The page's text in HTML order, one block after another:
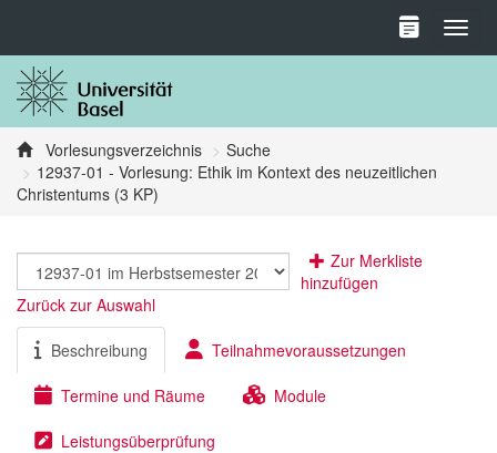
Vorlesungsverzeichnis
Suche
12937-01 - Vorlesung: Ethik im Kontext des neuzeitlichen
Christentums (3 KP)
Zur Merkliste
hinzufügen
Zurück zur Auswahl
Beschreibung Teilnahmevoraussetzungen
Termine und Räume Module
Leistungsüberprüfung